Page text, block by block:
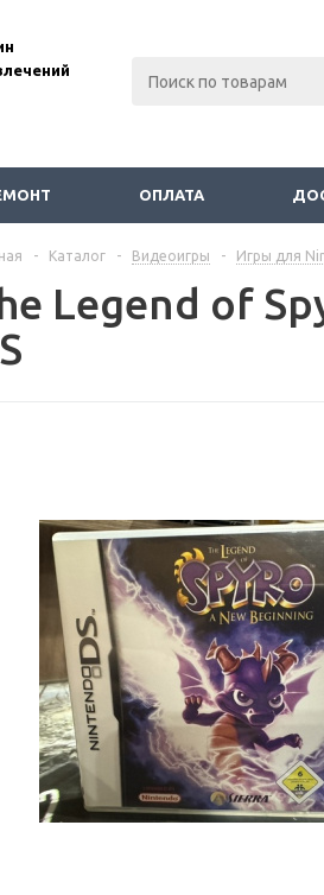
ОПЛАТА
- Каталог - Видеоигры - Игры для
Legend of